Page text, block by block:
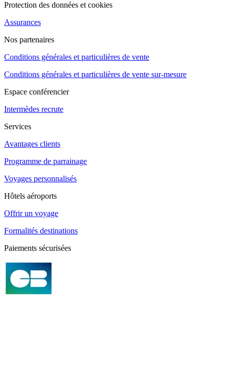
Protection des données et cookies
Assurances
Nos partenaires
Conditions générales et particulières de vente
Conditions générales et particulières de vente sur-mesure
Espace conférencier
Intermèdes recrute
Services
Avantages clients
Programme de parrainage
Voyages personnalisés
Hôtels aéroports
Offrir un voyage
Formalités destinations
Paiements sécurisées